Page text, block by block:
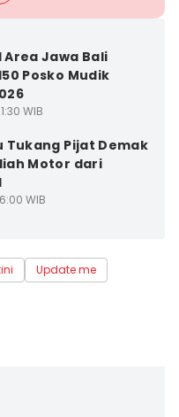
Jawa Bali
Posko Mudik
WIB
Tukang Pijat Demak
Motor dari
WIB
Update me